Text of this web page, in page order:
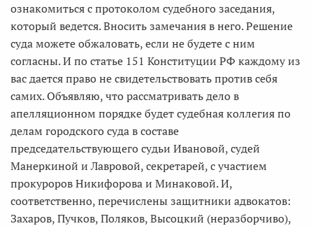
ознакомиться с протоколом судебного заседания,
который ведется. Вносить замечания в него. Решение
суда можете обжаловать, если не будете с ним
согласны. И по статье 151 Конституции РФ каждому из
вас дается право не свидетельствовать против себя
самих. Объявляю, что рассматривать дело в
апелляционном порядке будет судебная коллегия по
делам городского суда в составе
председательствующего судьи Ивановой, судей
Манеркиной и Лавровой, секретарей, с участием
прокуроров Никифорова и Минаковой. И,
соответственно, перечислены защитники адвокатов:
Захаров, Пучков, Поляков, Высоцкий (неразборчиво),